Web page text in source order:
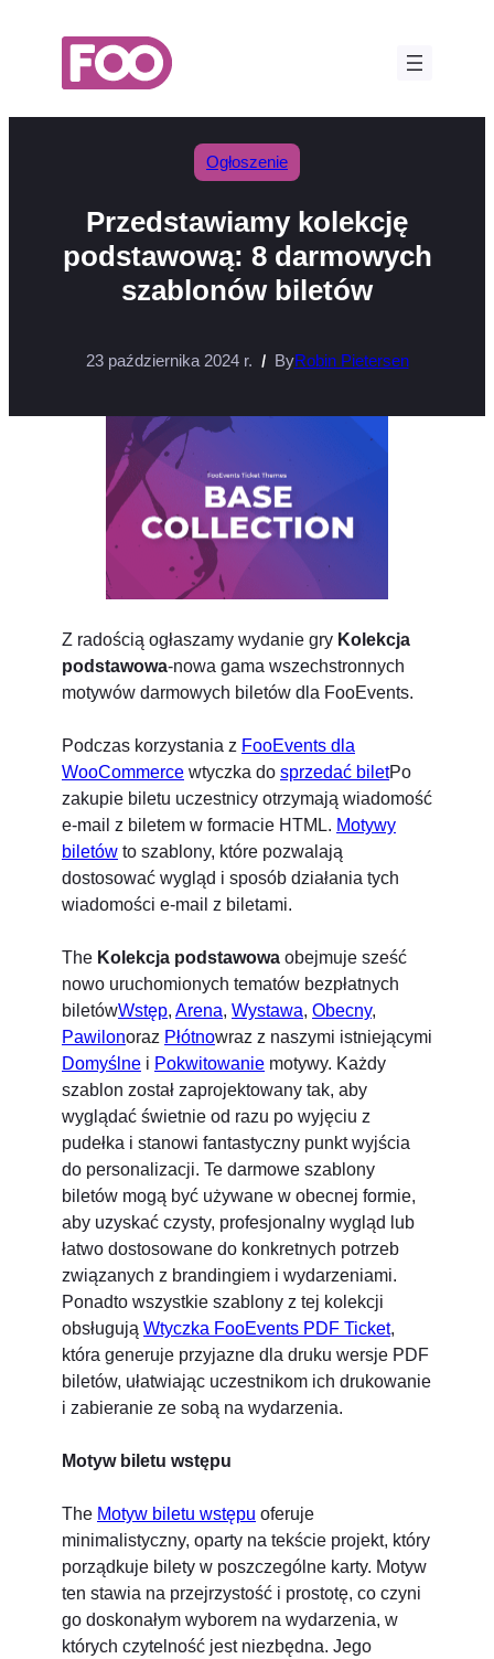
Ogłoszenie
Przedstawiamy kolekcję
podstawową: 8 darmowych
szablonów biletów
23 października 2024 r. ByRobin Pietersen
Z radością ogłaszamy wydanie gry Kolekcja
podstawowa-nowa gama wszechstronnych
motywów darmowych biletów dla FooEvents.
Podczas korzystania z FooEvents dla
WooCommerce wtyczka do sprzedać biletPo
zakupie biletu uczestnicy otrzymają wiadomość
e-mail z biletem w formacie HTML. Motywy
biletów to szablony, które pozwalają
dostosować wygląd i sposób działania tych
wiadomości e-mail z biletami.
The Kolekcja podstawowa obejmuje sześć
nowo uruchomionych tematów bezpłatnych
biletówWstęp, Arena, Wystawa, Obecny,
Pawilonoraz Płótnowraz z naszymi istniejącymi
Domyślne i Pokwitowanie motywy. Każdy
szablon został zaprojektowany tak, aby
wyglądać świetnie od razu po wyjęciu z
pudełka i stanowi fantastyczny punkt wyjścia
do personalizacji. Te darmowe szablony
biletów mogą być używane w obecnej formie,
aby uzyskać czysty, profesjonalny wygląd lub
łatwo dostosowane do konkretnych potrzeb
związanych z brandingiem i wydarzeniami.
Ponadto wszystkie szablony z tej kolekcji
obsługują Wtyczka FooEvents PDF Ticket,
która generuje przyjazne dla druku wersje PDF
biletów, ułatwiając uczestnikom ich drukowanie
i zabieranie ze sobą na wydarzenia.
Motyw biletu wstępu
The Motyw biletu wstępu oferuje
minimalistyczny, oparty na tekście projekt, który
porządkuje bilety w poszczególne karty. Motyw
ten stawia na przejrzystość i prostotę, co czyni
go doskonałym wyborem na wydarzenia, w
których czytelność jest niezbędna. Jego